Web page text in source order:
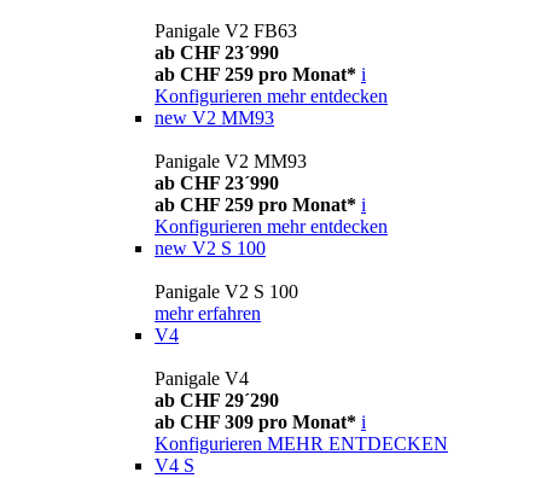
Panigale V2 FB63
ab CHF 23´990
ab CHF 259 pro Monat* i
Konfigurieren mehr entdecken
new V2 MM93
Panigale V2 MM93
ab CHF 23´990
ab CHF 259 pro Monat* i
Konfigurieren mehr entdecken
new V2 S 100
Panigale V2 S 100
mehr erfahren
V4
Panigale V4
ab CHF 29´290
ab CHF 309 pro Monat* i
Konfigurieren MEHR ENTDECKEN
V4 S